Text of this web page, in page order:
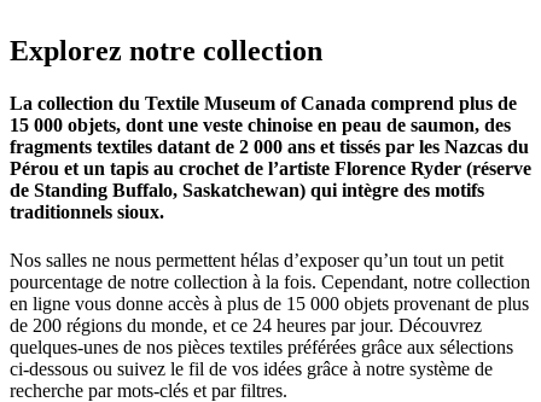
Explorez notre collection
La collection du Textile Museum of Canada comprend plus de
15 000 objets, dont une veste chinoise en peau de saumon, des
fragments textiles datant de 2 000 ans et tissés par les Nazcas du
Pérou et un tapis au crochet de l’artiste Florence Ryder (réserve
de Standing Buffalo, Saskatchewan) qui intègre des motifs
traditionnels sioux.
Nos salles ne nous permettent hélas d’exposer qu’un tout un petit
pourcentage de notre collection à la fois. Cependant, notre collection
en ligne vous donne accès à plus de 15 000 objets provenant de plus
de 200 régions du monde, et ce 24 heures par jour. Découvrez
quelques-unes de nos pièces textiles préférées grâce aux sélections
ci-dessous ou suivez le fil de vos idées grâce à notre système de
recherche par mots-clés et par filtres.